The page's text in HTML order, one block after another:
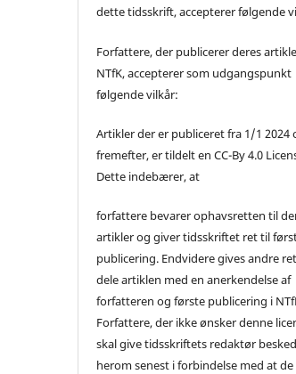
dette tidsskrift, accepterer følgende
Forfattere, der publicerer deres
NTfK, accepterer som udgangspunkt
følgende vilkår:
Artikler der er publiceret fra 1/1 2024
fremefter, er tildelt en CC-By 4.0
Dette indebærer, at
forfattere bevarer ophavsretten til
artikler og giver tidsskriftet ret til
publicering. Endvidere gives andre
dele artiklen med en anerkendelse af
forfatteren og første publicering i
Forfattere, der ikke ønsker denne
skal give tidsskriftets redaktør besked
herom senest i forbindelse med at